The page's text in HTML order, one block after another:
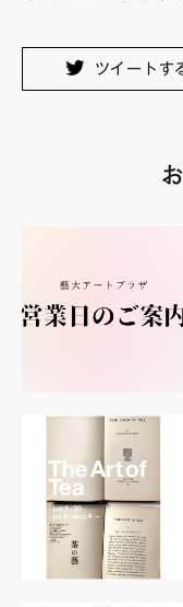
ツイートす